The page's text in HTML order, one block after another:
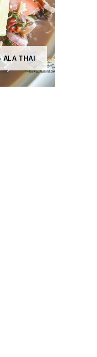
ALA THAI